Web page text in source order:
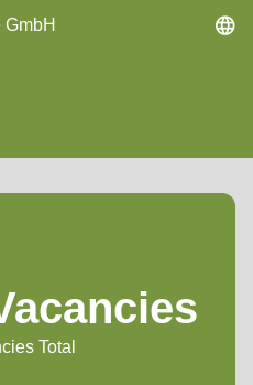
Total